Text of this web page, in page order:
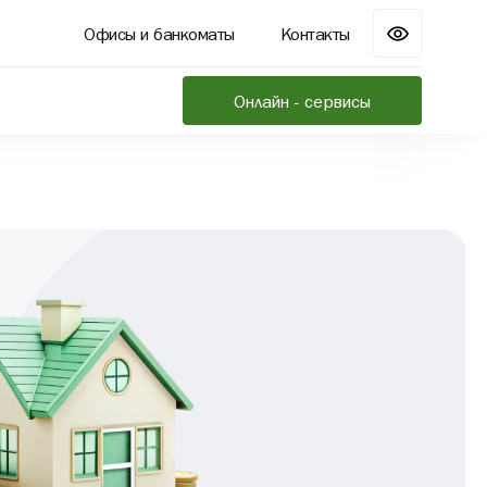
Офисы и банкоматы Контакты
Онлайн - сервисы